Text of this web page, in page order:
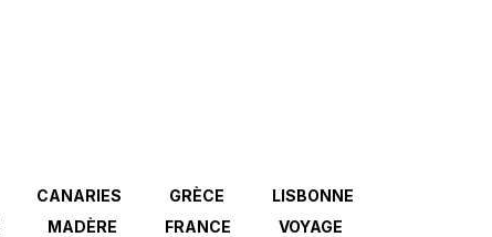
CANARIES GRÈCE
LISBONNE
MADÈRE FRANCE
VOYAGE